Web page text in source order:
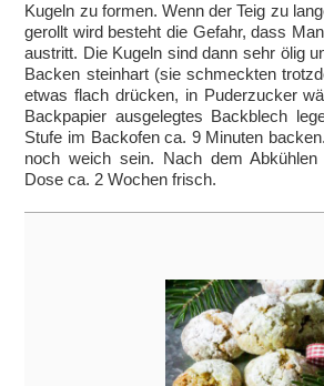
Kugeln zu formen. Wenn der Teig zu
gerollt wird besteht die Gefahr, dass
austritt. Die Kugeln sind dann sehr ölig
Backen steinhart (sie schmeckten
etwas flach drücken, in Puderzucker
Backpapier ausgelegtes Backblech
Stufe im Backofen ca. 9 Minuten
noch weich sein. Nach dem
Dose ca. 2 Wochen frisch.